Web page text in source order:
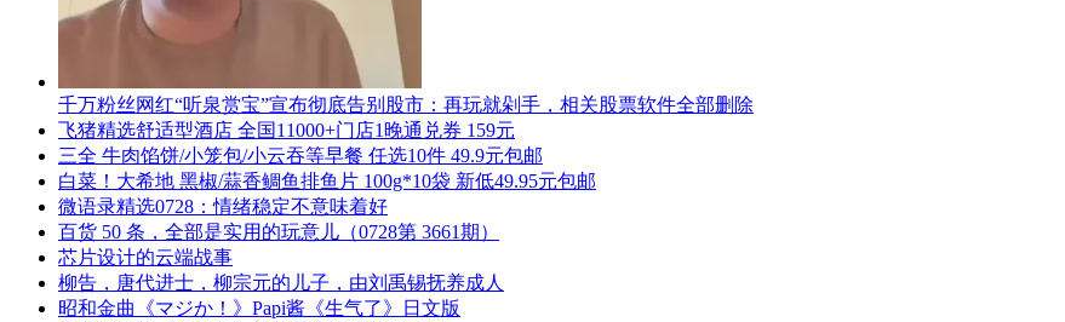
千万粉丝网红“听泉赏宝”宣布彻底告别股市：再玩就剁手，相关股票软件全部删除
飞猪精选舒适型酒店 全国11000+门店1晚通兑券 159元
三全 牛肉馅饼/小笼包/小云吞等早餐 任选10件 49.9元包邮
白菜！大希地 黑椒/蒜香鲷鱼排鱼片 100g*10袋 新低49.95元包邮
微语录精选0728：情绪稳定不意味着好
百货 50 条，全部是实用的玩意儿（0728第 3661期）
芯片设计的云端战事
柳告，唐代进士，柳宗元的儿子，由刘禹锡抚养成人
昭和金曲《マジか！》Papi酱《生气了》日文版